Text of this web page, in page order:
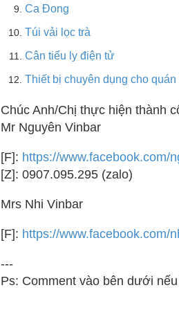
Ca Đong
Túi vải lọc trà
Cân tiểu ly điện tử
Thiết bị chuyên dụng cho
Chúc Anh/Chị thực hiện thành
Mr Nguyên Vinbar
[F]: https://www.facebook.com/
[Z]: 0907.095.295 (zalo)
Mrs Nhi Vinbar
[F]: https://www.facebook.com/
---
Ps: Comment vào bên dưới